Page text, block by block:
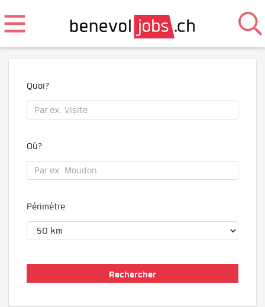
Quoi?
Où?
Périmètre